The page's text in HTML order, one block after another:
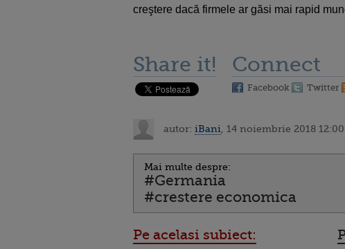
creştere dacă firmele ar găsi mai rapid
Share it! Connect
Facebook Twitter
autor: iBani , 14 noiembrie 2018 12:00
Mai multe despre:
#Germania
#crestere economica
Pe acelasi subiect: